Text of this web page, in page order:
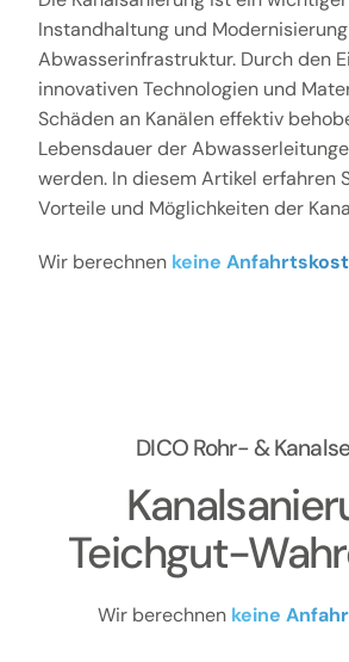
Instandhaltung und
Abwasserinfrastruktur. Durch den
innovativen Technologien und
Schäden an Kanälen effektiv
Lebensdauer der
werden. In diesem Artikel erfahren
Vorteile und Möglichkeiten der
Wir berechnen keine
DICO Rohr- &
Teichgut-
Wir berechnen keine